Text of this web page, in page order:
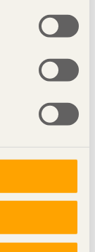
× 120 av